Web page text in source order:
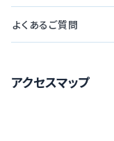
よくあるご質問
アクセスマップ